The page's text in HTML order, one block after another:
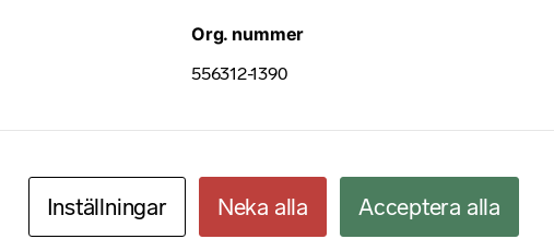
Org. nummer
556312-1390
Inställningar Neka alla Acceptera alla